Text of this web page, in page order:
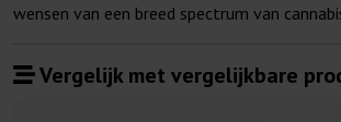
wensen van een breed spectrum van
Vergelijk met vergelijkbare